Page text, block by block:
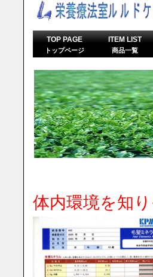
体内環境を知
TOP PAGE
トップページ
ITEM LIST
商品一覧